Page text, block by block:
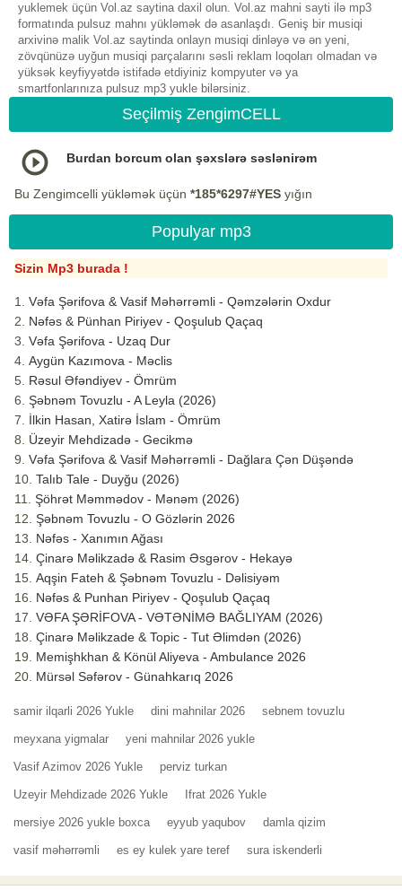
yuklemek üçün Vol.az saytina daxil olun. Vol.az mahni sayti ilə mp3
formatında pulsuz mahnı yükləmək də asanlaşdı. Geniş bir musiqi
arxivinə malik Vol.az saytinda onlayn musiqi dinləyə və ən yeni,
zövqünüzə uyğun musiqi parçalarını səsli reklam loqoları olmadan və
yüksək keyfiyyətdə istifadə etdiyiniz kompyuter və ya
smartfonlarınıza pulsuz mp3 yukle bilərsiniz.
Seçilmiş ZengimCELL
Burdan borcum olan şəxslərə səslənirəm
Bu Zengimcelli yükləmək üçün *185*6297#YES yığın
Populyar mp3
Sizin Mp3 burada !
Vəfa Şərifova & Vasif Məhərrəmli - Qəmzələrin Oxdur
Nəfəs & Pünhan Piriyev - Qoşulub Qaçaq
Vəfa Şərifova - Uzaq Dur
Aygün Kazımova - Məclis
Rəsul Əfəndiyev - Ömrüm
Şəbnəm Tovuzlu - A Leyla (2026)
İlkin Hasan, Xatirə İslam - Ömrüm
Üzeyir Mehdizadə - Gecikmə
Vəfa Şərifova & Vasif Məhərrəmli - Dağlara Çən Düşəndə
Talıb Tale - Duyğu (2026)
Şöhrət Məmmədov - Mənəm (2026)
Şəbnəm Tovuzlu - O Gözlərin 2026
Nəfəs - Xanımın Ağası
Çinarə Məlikzadə & Rasim Əsgərov - Hekayə
Aqşin Fateh & Şəbnəm Tovuzlu - Dəlisiyəm
Nəfəs & Punhan Piriyev - Qoşulub Qaçaq
VƏFA ŞƏRİFOVA - VƏTƏNİMƏ BAĞLIYAM (2026)
Çinarə Məlikzade & Topic - Tut Əlimdən (2026)
Memişhkhan & Könül Aliyeva - Ambulance 2026
Mürsəl Səfərov - Günahkarıq 2026
samir ilqarli 2026 Yukle dini mahnilar 2026 sebnem tovuzlu
meyxana yigmalar yeni mahnilar 2026 yukle
Vasif Azimov 2026 Yukle perviz turkan
Uzeyir Mehdizade 2026 Yukle Ifrat 2026 Yukle
mersiye 2026 yukle boxca eyyub yaqubov damla qizim
vasif məhərrəmli es ey kulek yare teref sura iskenderli